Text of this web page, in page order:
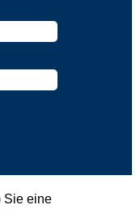
Sie eine